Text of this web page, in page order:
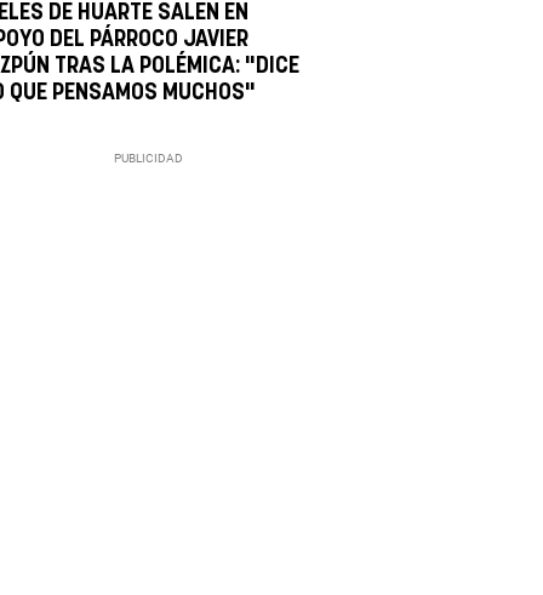
DE HUARTE SALEN EN
DEL PÁRROCO JAVIER
TRAS LA POLÉMICA: "DICE
QUE PENSAMOS MUCHOS"